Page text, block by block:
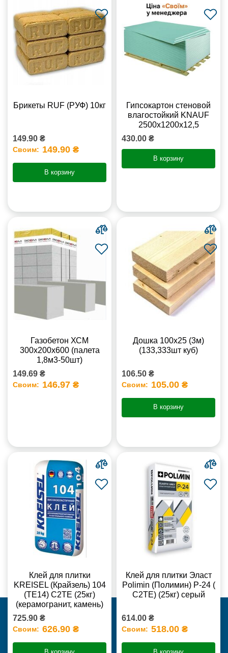
Брикеты RUF (РУФ) 10кг
149.90 ₴
Своим: 149.90 ₴
В корзину
Гипсокартон стеновой
влагостойкий KNAUF
2500х1200х12,5
430.00 ₴
В корзину
Газобетон ХСМ
300x200x600 (палета
1,8м3-50шт)
149.69 ₴
Своим: 146.97 ₴
Дошка 100х25 (3м)
(133,333шт куб)
106.50 ₴
Своим: 105.00 ₴
В корзину
Клей для плитки
KREISEL (Крайзель) 104
(ТЕ14) С2TE (25кг)
(керамогранит, камень)
725.90 ₴
Своим: 626.90 ₴
Клей для плитки Эласт
Polimin (Полимин) Р-24 (
С2ТЕ) (25кг) серый
614.00 ₴
Своим: 518.00 ₴